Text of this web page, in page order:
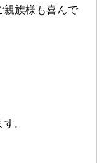
親族様も喜んで
。